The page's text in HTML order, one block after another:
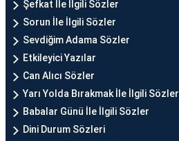
Şefkat İle İlgili Sözler
Sorun İle İlgili Sözler
Sevdiğim Adama Sözler
Etkileyici Yazılar
Can Alıcı Sözler
Yarı Yolda Bırakmak İle İlgili Sözler
Babalar Günü İle İlgili Sözler
Dini Durum Sözleri